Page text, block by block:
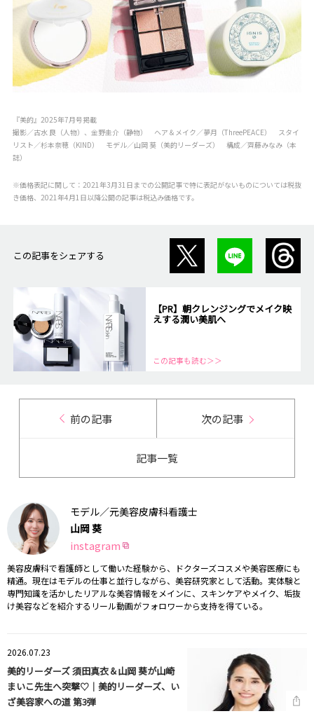
『美的』2025年7月号掲載
撮影／古水 良（人物）、金野圭介（静物） ヘア＆メイク／夢月（ThreePEACE） スタイ
リスト／杉本奈穂（KIND） モデル／山岡 葵（美的リーダーズ） 構成／齊藤みなみ（本
誌）
※価格表記に関して：2021年3月31日までの公開記事で特に表記がないものについては税抜
き価格、2021年4月1日以降公開の記事は税込み価格です。
この記事をシェアする
【PR】朝クレンジングでメイク映
えする潤い美肌へ
この記事も読む＞＞
前の記事 次の記事
記事一覧
モデル／元美容皮膚科看護士
山岡 葵
instagram
美容皮膚科で看護師として働いた経験から、ドクターズコスメや美容医療にも
精通。現在はモデルの仕事と並行しながら、美容研究家として活動。実体験と
専門知識を活かしたリアルな美容情報をメインに、スキンケアやメイク、垢抜
け美容などを紹介するリール動画がフォロワーから支持を得ている。
2026.07.23
美的リーダーズ 須田真衣＆山岡 葵が山崎
まいこ先生へ突撃♡｜美的リーダーズ、い
ざ美容家への道 第3弾